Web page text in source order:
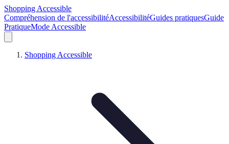
Shopping Accessible
Compréhension de l'accessibilitéAccessibilitéGuides pratiquesGuide
PratiqueMode Accessible
Shopping Accessible